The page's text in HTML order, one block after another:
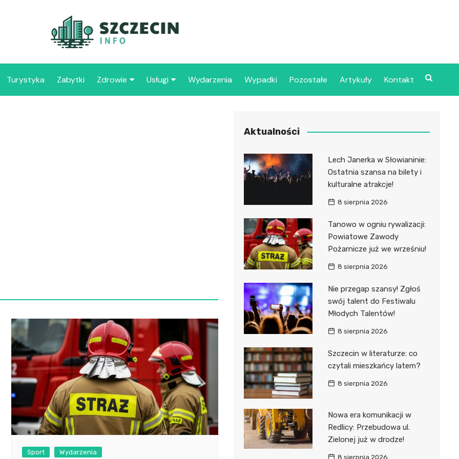
Turystyka Zabytki Zdrowie
109 Szpital Wojskowy w
Szczecinie
Samodzielny Publiczny
Specjalistyczny Zakład
Opieki Zdrowotnej
Samodzielny Publiczny
Szpital Kliniczny nr 1 im. T.
Sokołowskiego
Pomorskiej Akademii
Medycznej
Samodzielny Publiczny
Szpital Kliniczny nr 2
Specjalistyczny Szpital im.
A. Sokołowskiego
Samodzielny Publiczny
Wojewódzki Szpital
Zespolony im. M.
Skłodowskiej-Curi
Usługi Wydarzenia Wypadki Pozostałe Artykuły Kontakt
Sport Wydarzenia
Aktualności
Lech Janerka w Słowianinie:
Ostatnia szansa na bilety i
kulturalne atrakcje!
8 sierpnia 2026
Tanowo w ogniu rywalizacji:
Powiatowe Zawody
Pożarnicze już we wrześniu!
8 sierpnia 2026
Nie przegap szansy! Zgłoś
swój talent do Festiwalu
Młodych Talentów!
8 sierpnia 2026
Szczecin w literaturze: co
czytali mieszkańcy latem?
8 sierpnia 2026
Nowa era komunikacji w
Redlicy: Przebudowa ul.
Zielonej już w drodze!
8 sierpnia 2026